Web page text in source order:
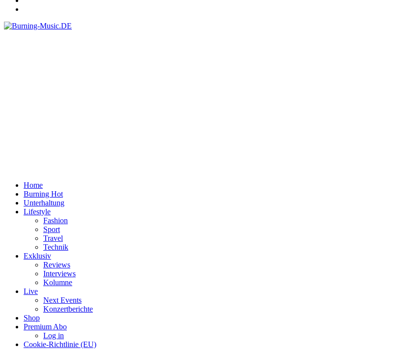
Home
Burning Hot
Unterhaltung
Lifestyle
Fashion
Sport
Travel
Technik
Exklusiv
Reviews
Interviews
Kolumne
Live
Next Events
Konzertberichte
Shop
Premium Abo
Log in
Cookie-Richtlinie (EU)